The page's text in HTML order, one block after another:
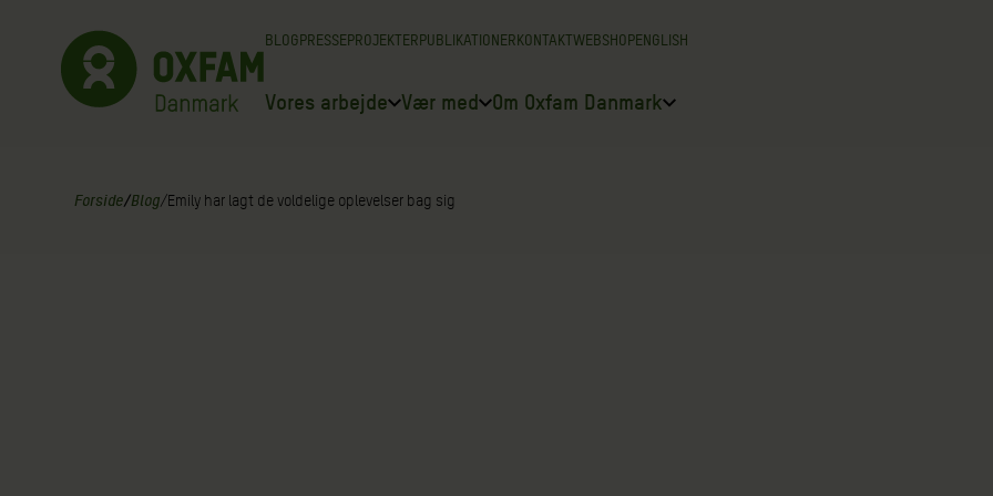
indhold
BLOGPRESSEPROJEKTERPUBLIKATIONERKONTAKTWEBSHOPENGLISH
Vores arbejde Vær med Om Oxfam Danmark
Forside/Blog/Emily har lagt de voldelige oplevelser bag sig